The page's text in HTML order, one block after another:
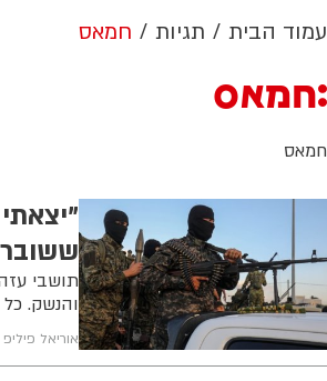
עמוד הבית תגיות חמאס
חמאס
חמאס
תושבי
והנשק. כל
אוריאל פיליפ